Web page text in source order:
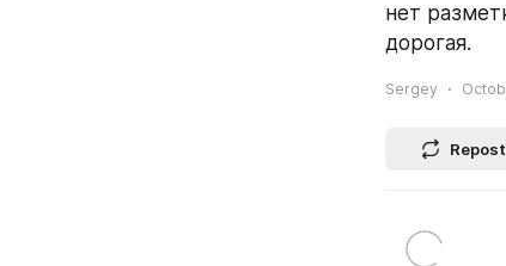
нет
дорогая.
Sergey
Repost